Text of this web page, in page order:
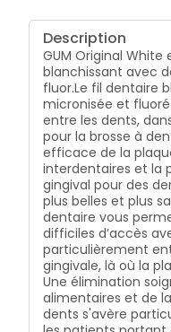
Description
GUM Original
blanchissant avec
fluor.Le fil dentaire
micronisée et
entre les dents,
pour la brosse à
efficace de la
interdentaires et la
gingival pour des
plus belles et plus
dentaire vous
difficiles d’accès
particulièrement
gingivale, là où la
Une élimination
alimentaires et de
dents s'avère